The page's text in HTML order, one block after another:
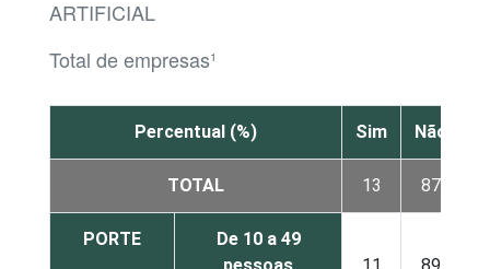
ARTIFICIAL
Total de empresas¹
Percentual (%) Sim Não
TOTAL 13 87
PORTE
De 10 a 49